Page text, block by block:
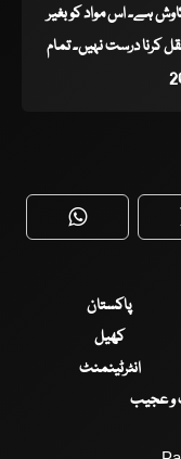
کاوش ہے۔ اس مواد کو بغیر
کرنا درست نہیں۔ تمام
WhatsApp
پاکستان
کھیل
انٹرٹینمنٹ
و عجیب